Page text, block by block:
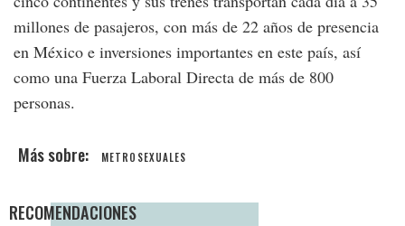
millones de pasajeros, con más de 22 años de presencia
en México e inversiones importantes en este país, así
como una Fuerza Laboral Directa de más de 800
personas.
METROSEXUALES
RECOMENDACIONES